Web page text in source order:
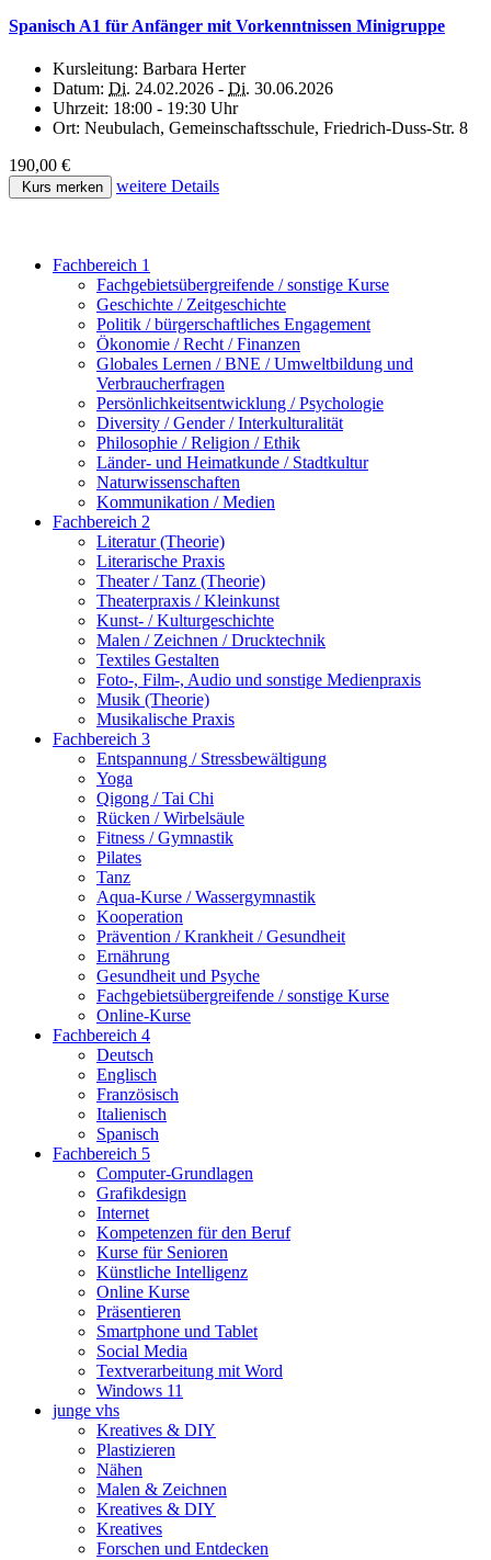
Spanisch A1 für Anfänger mit Vorkenntnissen Minigruppe
Kursleitung: Barbara Herter
Datum: Di. 24.02.2026 - Di. 30.06.2026
Uhrzeit: 18:00 - 19:30 Uhr
Ort: Neubulach, Gemeinschaftsschule, Friedrich-Duss-Str. 8
190,00 €
Kurs merken weitere Details
Fachbereich 1
Fachgebietsübergreifende / sonstige Kurse
Geschichte / Zeitgeschichte
Politik / bürgerschaftliches Engagement
Ökonomie / Recht / Finanzen
Globales Lernen / BNE / Umweltbildung und
Verbraucherfragen
Persönlichkeitsentwicklung / Psychologie
Diversity / Gender / Interkulturalität
Philosophie / Religion / Ethik
Länder- und Heimatkunde / Stadtkultur
Naturwissenschaften
Kommunikation / Medien
Fachbereich 2
Literatur (Theorie)
Literarische Praxis
Theater / Tanz (Theorie)
Theaterpraxis / Kleinkunst
Kunst- / Kulturgeschichte
Malen / Zeichnen / Drucktechnik
Textiles Gestalten
Foto-, Film-, Audio und sonstige Medienpraxis
Musik (Theorie)
Musikalische Praxis
Fachbereich 3
Entspannung / Stressbewältigung
Yoga
Qigong / Tai Chi
Rücken / Wirbelsäule
Fitness / Gymnastik
Pilates
Tanz
Aqua-Kurse / Wassergymnastik
Kooperation
Prävention / Krankheit / Gesundheit
Ernährung
Gesundheit und Psyche
Fachgebietsübergreifende / sonstige Kurse
Online-Kurse
Fachbereich 4
Deutsch
Englisch
Französisch
Italienisch
Spanisch
Fachbereich 5
Computer-Grundlagen
Grafikdesign
Internet
Kompetenzen für den Beruf
Kurse für Senioren
Künstliche Intelligenz
Online Kurse
Präsentieren
Smartphone und Tablet
Social Media
Textverarbeitung mit Word
Windows 11
junge vhs
Kreatives & DIY
Plastizieren
Nähen
Malen & Zeichnen
Kreatives & DIY
Kreatives
Forschen und Entdecken